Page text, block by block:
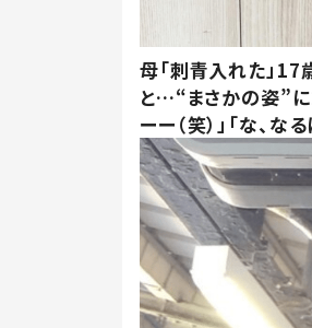
母「刺青入れた」17
と…“まさかの姿”
ーー（笑）」「な、なる